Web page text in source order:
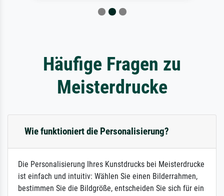
Häufige Fragen zu
Meisterdrucke
Wie funktioniert die Personalisierung?
Die Personalisierung Ihres Kunstdrucks bei Meisterdrucke
ist einfach und intuitiv: Wählen Sie einen Bilderrahmen,
bestimmen Sie die Bildgröße, entscheiden Sie sich für ein